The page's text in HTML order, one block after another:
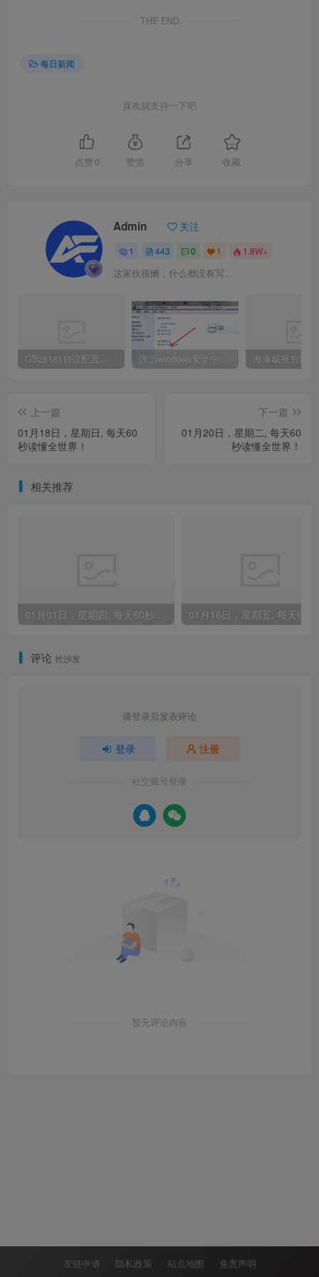
THE END
每日新闻
喜欢就支持一下吧
点赞 0 赞赏 分享 收藏
Admin 关注
1 443 0 1 1.8W+
这家伙很懒，什么都没有写...
GB28181协议配置及常见问题（海康为例） 弹出windows安全中心登录密码怎么办
上一篇
01月18日，星期日, 每天60
秒读懂全世界！
下一篇
01月20日，星期二, 每天60
秒读懂全世界！
相关推荐
01月01日，星期四, 每天60秒读懂全世界！
评论 抢沙发
请登录后发表评论
登录 注册
社交账号登录
暂无评论内容
友链申请 隐私政策 站点地图 免责声明